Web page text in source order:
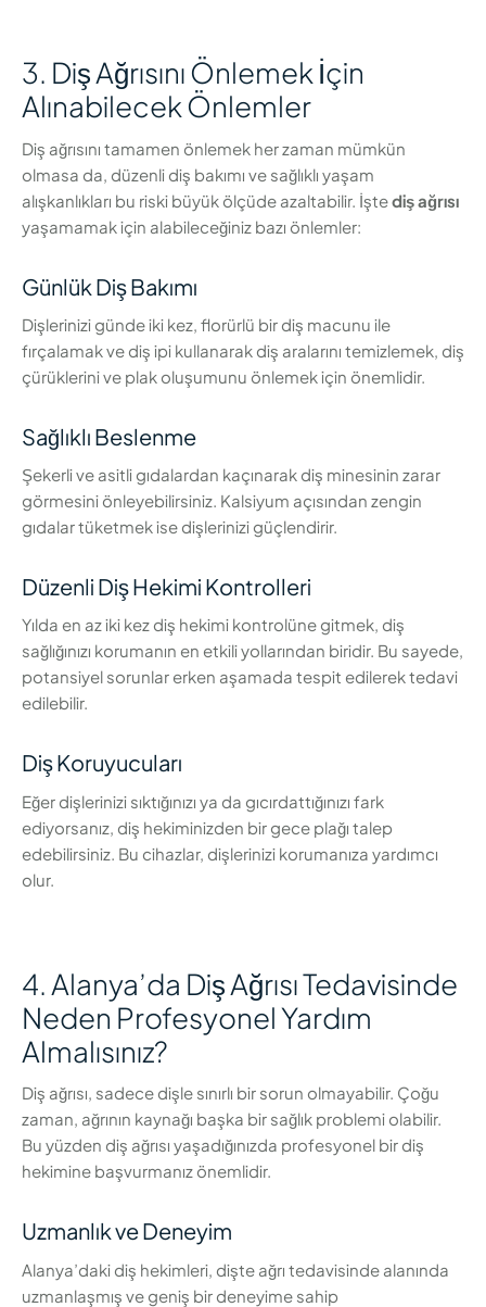
3. Diş Ağrısını Önlemek İçin
Alınabilecek Önlemler
Diş ağrısını tamamen önlemek her zaman mümkün
olmasa da, düzenli diş bakımı ve sağlıklı yaşam
alışkanlıkları bu riski büyük ölçüde azaltabilir. İştediş ağrısı
yaşamamak için alabileceğiniz bazı önlemler:
Günlük Diş Bakımı
Dişlerinizi günde iki kez, florürlü bir diş macunu ile
fırçalamak ve diş ipi kullanarak diş aralarını temizlemek, diş
çürüklerini ve plak oluşumunu önlemek için önemlidir.
Sağlıklı Beslenme
Şekerli ve asitli gıdalardan kaçınarak diş minesinin zarar
görmesini önleyebilirsiniz. Kalsiyum açısından zengin
gıdalar tüketmek ise dişlerinizi güçlendirir.
Düzenli Diş Hekimi Kontrolleri
Yılda en az iki kez diş hekimi kontrolüne gitmek, diş
sağlığınızı korumanın en etkili yollarından biridir. Bu sayede,
potansiyel sorunlar erken aşamada tespit edilerek tedavi
edilebilir.
Diş Koruyucuları
Eğer dişlerinizi sıktığınızı ya da gıcırdattığınızı fark
ediyorsanız, diş hekiminizden bir gece plağı talep
edebilirsiniz. Bu cihazlar, dişlerinizi korumanıza yardımcı
olur.
4. Alanya’da Diş Ağrısı Tedavisinde
Neden Profesyonel Yardım
Almalısınız?
Diş ağrısı, sadece dişle sınırlı bir sorun olmayabilir. Çoğu
zaman, ağrının kaynağı başka bir sağlık problemi olabilir.
Bu yüzden diş ağrısı yaşadığınızda profesyonel bir diş
hekimine başvurmanız önemlidir.
Uzmanlık ve Deneyim
Alanya’daki diş hekimleri, dişte ağrı tedavisinde alanında
uzmanlaşmış ve geniş bir deneyime sahip